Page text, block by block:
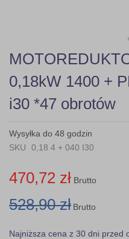
Skip
to
the
beginning
of
the
gallery
0,18kW 1400 +
i30 *47 obrotów
Wysyłka do 48 godzin
SKU
0,18 4 + 040 I30
470,72 zł Brutto
528,90 zł Brutto
Najniższa cena z 30 dni przed